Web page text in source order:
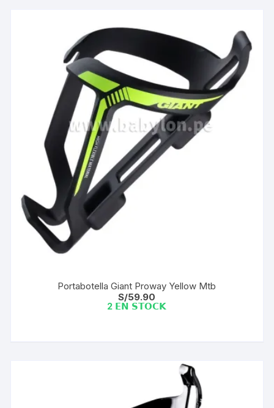
Portabotella Giant Proway Yellow Mtb
S/59.90
2 𝗘𝗡 𝗦𝗧𝗢𝗖𝗞